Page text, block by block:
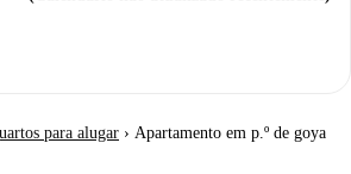
para alugar › Apartamento em p.º de goya